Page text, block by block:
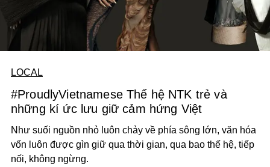
LOCAL
#ProudlyVietnamese Thế hệ NTK trẻ và
những kí ức lưu giữ cảm hứng Việt
Như suối nguồn nhỏ luôn chảy về phía sông lớn, văn hóa
vốn luôn được gìn giữ qua thời gian, qua bao thế hệ, tiếp
nối, không ngừng.